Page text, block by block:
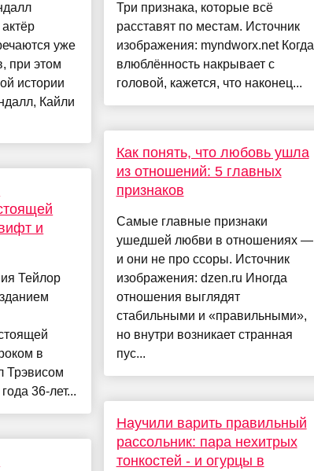
уже
при этом
истории
Кайли
и
Тейлор
в
Трэвисом
36-лет...
Три признака, которые всё
расставят по местам. Источник
изображения: myndworx.net Когда
влюблённость накрывает с
головой, кажется, что наконец...
Как понять, что любовь ушла
из отношений: 5 главных
признаков
Самые главные признаки
ушедшей любви в отношениях —
и они не про ссоры. Источник
изображения: dzen.ru Иногда
отношения выглядят
стабильными и «правильными»,
но внутри возникает странная
пус...
Научили варить правильный
рассольник: пара нехитрых
тонкостей - и огурцы в